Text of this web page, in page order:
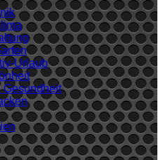
Urlaub
Gesundheit